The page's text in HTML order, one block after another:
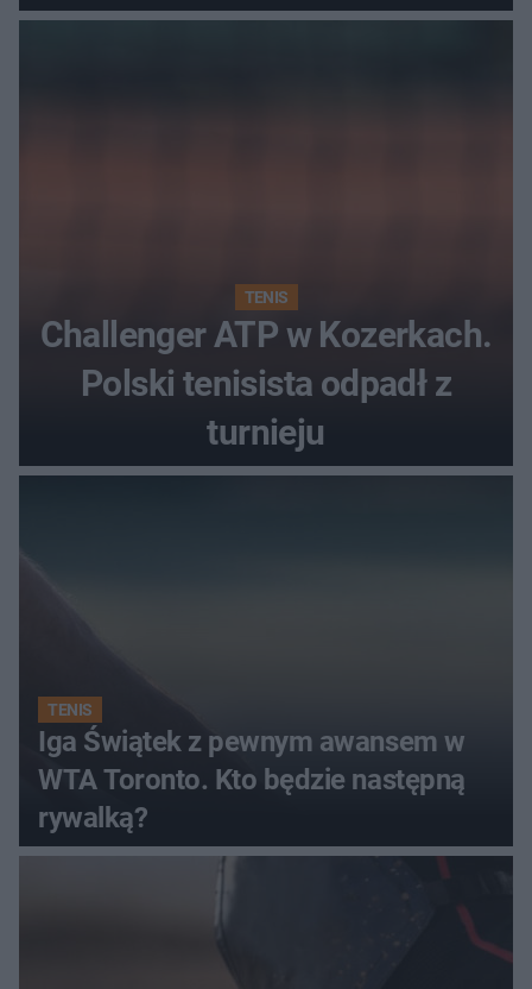
najwięcej punktów?
TENIS
Challenger ATP w Kozerkach.
Polski tenisista odpadł z
turnieju
TENIS
Iga Świątek z pewnym awansem w
WTA Toronto. Kto będzie następną
rywalką?